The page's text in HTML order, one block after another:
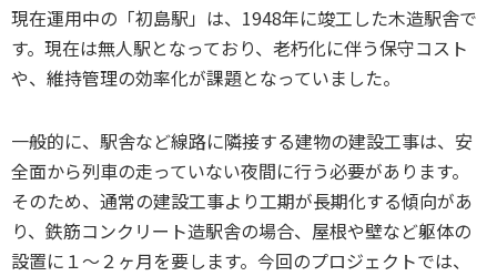
現在運用中の「初島駅」は、1948年に竣工した木造駅舎で
す。現在は無人駅となっており、老朽化に伴う保守コスト
や、維持管理の効率化が課題となっていました。
一般的に、駅舎など線路に隣接する建物の建設工事は、安
全面から列車の走っていない夜間に行う必要があります。
そのため、通常の建設工事より工期が長期化する傾向があ
り、鉄筋コンクリート造駅舎の場合、屋根や壁など躯体の
設置に１〜２ヶ月を要します。今回のプロジェクトでは、